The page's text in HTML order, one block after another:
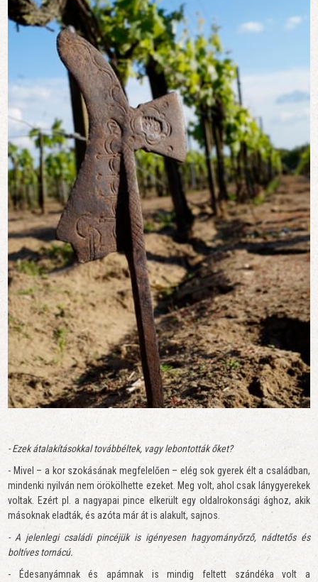
- Ezek átalakításokkal továbbéltek, vagy lebontották őket?
- Mivel – a kor szokásának megfelelően – elég sok gyerek élt a családban,
mindenki nyilván nem örökölhette ezeket. Meg volt, ahol csak lánygyerekek
voltak. Ezért pl. a nagyapai pince elkerült egy oldalrokonsági ághoz, akik
másoknak eladták, és azóta már át is alakult, sajnos.
- A jelenlegi családi pincéjük is igényesen hagyományőrző, nádtetős és
boltíves tornácú.
- Édesanyámnak és apámnak is mindig feltett szándéka volt a